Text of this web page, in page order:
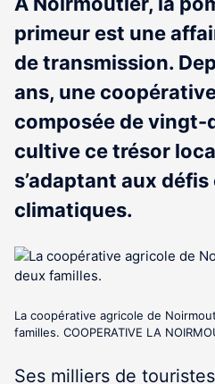
primeur est une
de transmission.
ans, une
composée de vingt-
cultive ce trésor
s’adaptant aux
climatiques.
La coopérative agricole de
familles. COOPERATIVE LA
Ses milliers de